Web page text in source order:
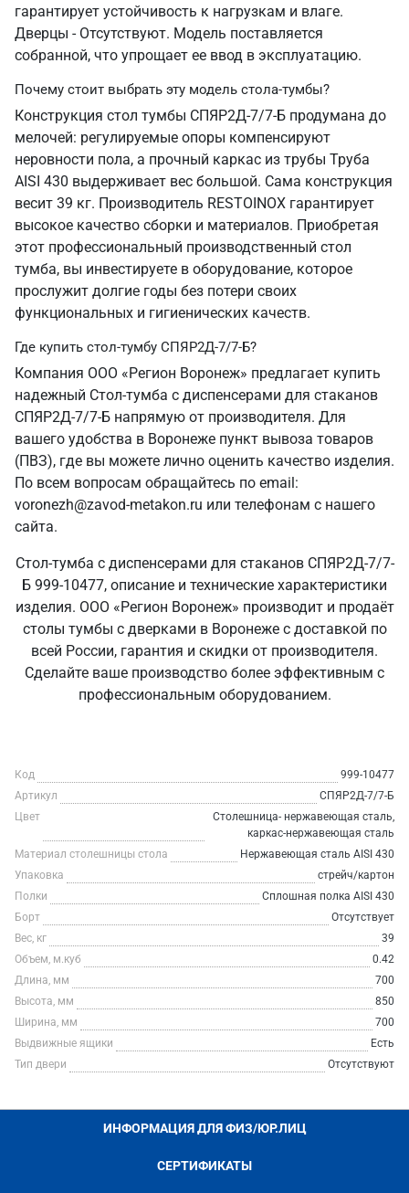
гарантирует устойчивость к нагрузкам и влаге.
Дверцы - Отсутствуют. Модель поставляется
собранной, что упрощает ее ввод в эксплуатацию.
Почему стоит выбрать эту модель стола-тумбы?
Конструкция стол тумбы СПЯР2Д-7/7-Б продумана до
мелочей: регулируемые опоры компенсируют
неровности пола, а прочный каркас из трубы Труба
AISI 430 выдерживает вес большой. Сама конструкция
весит 39 кг. Производитель RESTOINOX гарантирует
высокое качество сборки и материалов. Приобретая
этот профессиональный производственный стол
тумба, вы инвестируете в оборудование, которое
прослужит долгие годы без потери своих
функциональных и гигиенических качеств.
Где купить стол-тумбу СПЯР2Д-7/7-Б?
Компания ООО «Регион Воронеж» предлагает купить
надежный Стол-тумба с диспенсерами для стаканов
СПЯР2Д-7/7-Б напрямую от производителя. Для
вашего удобства в Воронеже пункт вывоза товаров
(ПВЗ), где вы можете лично оценить качество изделия.
По всем вопросам обращайтесь по email:
voronezh@zavod-metakon.ru или телефонам с нашего
сайта.
Стол-тумба с диспенсерами для стаканов СПЯР2Д-7/7-
Б 999-10477, описание и технические характеристики
изделия. ООО «Регион Воронеж» производит и продаёт
столы тумбы с дверками в Воронеже с доставкой по
всей России, гарантия и скидки от производителя.
Сделайте ваше производство более эффективным с
профессиональным оборудованием.
Код
999-10477
Артикул
СПЯР2Д-7/7-Б
Цвет
Столешница- нержавеющая сталь,
каркас-нержавеющая сталь
Материал столешницы стола
Нержавеющая сталь AISI 430
Упаковка
стрейч/картон
Полки
Сплошная полка AISI 430
Борт
Отсутствует
Вес, кг
39
Объем, м.куб
0.42
Длина, мм
700
Высота, мм
850
Ширина, мм
700
Выдвижные ящики
Есть
Тип двери
Отсутствуют
ИНФОРМАЦИЯ ДЛЯ ФИЗ/ЮР.ЛИЦ
СЕРТИФИКАТЫ